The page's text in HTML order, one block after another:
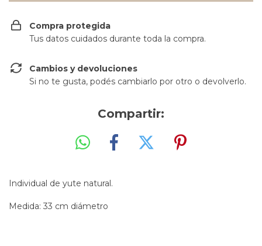
Compra protegida
Tus datos cuidados durante toda la compra.
Cambios y devoluciones
Si no te gusta, podés cambiarlo por otro o devolverlo.
Compartir:
Individual de yute natural.
Medida: 33 cm diámetro